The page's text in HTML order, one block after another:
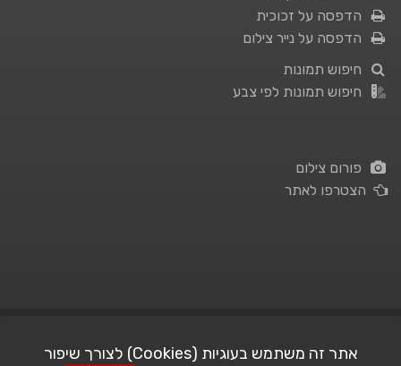
הדפסה על זכוכית
הדפסה על נייר צילום
חיפוש תמונות
חיפוש תמונות לפי צבע
פורום צילום
הצטרפו לאתר
אתר זה משתמש בעוגיות (Cookies) לצורך שיפור